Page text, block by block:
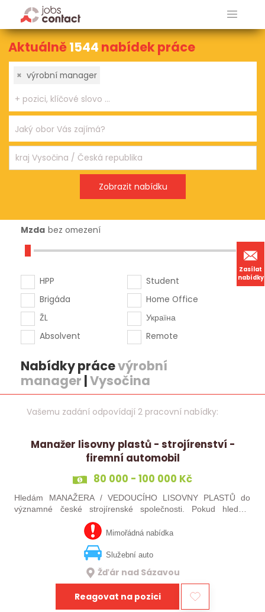
Zasílat
nabídky
Aktuálně1544 nabídek práce
× výrobní manager
Mzda bez omezení
HPP
Brigáda
ŽL
Absolvent
Student
Home Office
Україна
Remote
Nabídky prácevýrobní
manager |Vysočina
Vašemu zadání odpovídají 2 pracovní nabídky:
Manažer lisovny plastů - strojírenství -
firemní automobil
80 000 - 100 000 Kč
Hledám MANAŽERA / VEDOUCÍHO LISOVNY PLASTŮ do
významné české strojírenské společnosti. Pokud hledáte
novou pracovní výzvu, máte technického i obchodního ducha,
jste silný v komunikaci a máte…Mimořádná nabídka
Služební auto
Žďár nad Sázavou
Reagovat na pozici